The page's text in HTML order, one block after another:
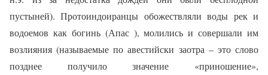
пустыней). Протоиндоиранцы обожествляли воды рек и
водоемов как богинь (Апас ), молились и совершали им
возлияния (называемые по авестийски заотра – это слово
позднее получило значение «приношение»,